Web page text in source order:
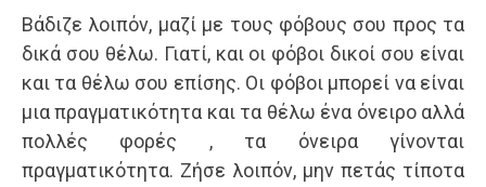
Βάδιζε λοιπόν, μαζί με τους φόβους σου προς τα
δικά σου θέλω. Γιατί, και οι φόβοι δικοί σου είναι
και τα θέλω σου επίσης. Οι φόβοι μπορεί να είναι
μια πραγματικότητα και τα θέλω ένα όνειρο αλλά
πολλές φορές , τα όνειρα γίνονται
πραγματικότητα. Ζήσε λοιπόν, μην πετάς τίποτα